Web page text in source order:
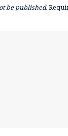
be published.